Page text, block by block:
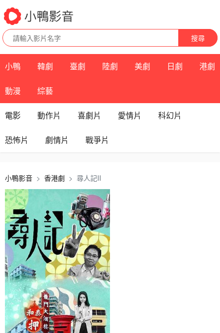
搜尋
小鴨 韓劇 臺劇 陸劇 美劇 日劇 港劇
動漫 綜藝
電影 動作片 喜劇片 愛情片 科幻片
恐怖片 劇情片 戰爭片
小鴨影音 香港劇 尋人記II